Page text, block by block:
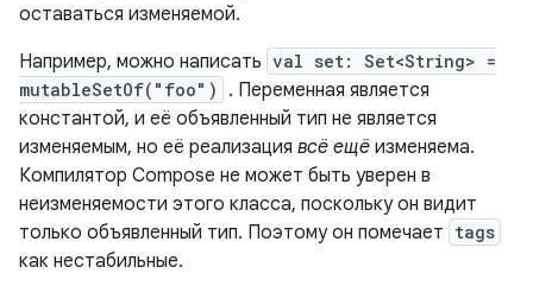
оставаться изменяемой.
Например, можно написать val set: Set<String> =
mutableSetOf("foo")
. Переменная является
константой, и её объявленный тип не является
изменяемым, но её реализация всё ещё изменяема.
Компилятор Compose не может быть уверен в
неизменяемости этого класса, поскольку он видит
только объявленный тип. Поэтому он помечает tags
как нестабильные.